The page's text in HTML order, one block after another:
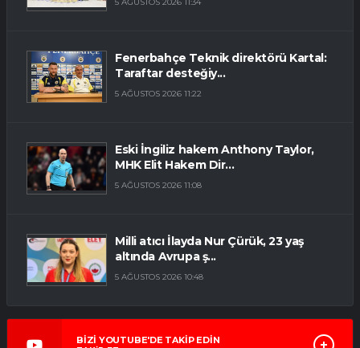
Fenerbahçe Teknik direktörü Kartal:
Taraftar desteğiy...
5 AĞUSTOS 2026 11:22
Eski İngiliz hakem Anthony Taylor,
MHK Elit Hakem Dir...
5 AĞUSTOS 2026 11:08
Milli atıcı İlayda Nur Çürük, 23 yaş
altında Avrupa ş...
5 AĞUSTOS 2026 10:48
BİZİ YOUTUBE'DE TAKİP EDİN